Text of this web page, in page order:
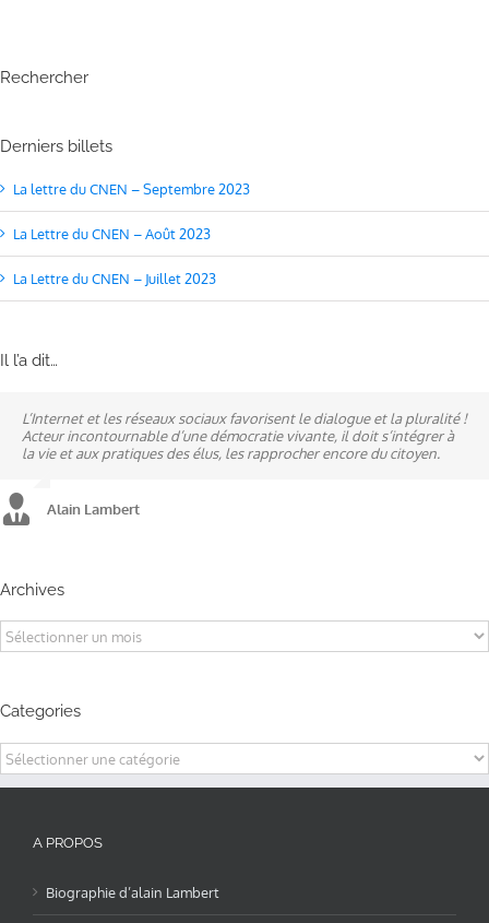
Rechercher
Derniers billets
La lettre du CNEN – Septembre 2023
La Lettre du CNEN – Août 2023
La Lettre du CNEN – Juillet 2023
Il l’a dit…
L’Internet et les réseaux sociaux favorisent le dialogue et la pluralité !
Acteur incontournable d’une démocratie vivante, il doit s’intégrer à
la vie et aux pratiques des élus, les rapprocher encore du citoyen.
Alain Lambert
Ne pas subir, mais construire son destin, telle est la philosophie qui
n’a cessé de mobiliser la ville d’Alençon, son agglomération et ses
élus.
Alain Lambert
A mes yeux, la politique est synonyme de service : un sénateur doit
être au service des élus et des communes comme un maire sait si bien
l’être au service des habitants.
Alain Lambert
Archives
Archives
Categories
Categories
A PROPOS
Biographie d’alain Lambert